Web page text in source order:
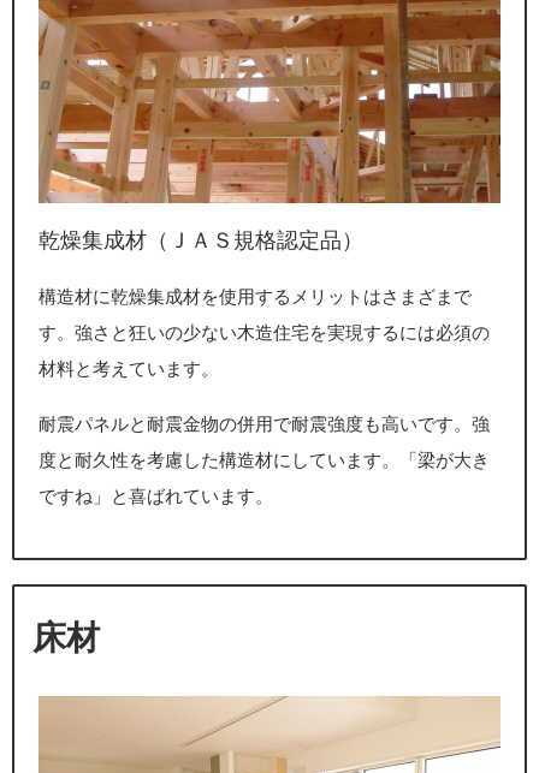
乾燥集成材（ＪＡＳ規格認定品）
構造材に乾燥集成材を使用するメリットはさまざまで
す。強さと狂いの少ない木造住宅を実現するには必須の
材料と考えています。
耐震パネルと耐震金物の併用で耐震強度も高いです。強
度と耐久性を考慮した構造材にしています。「梁が大き
ですね」と喜ばれています。
床材